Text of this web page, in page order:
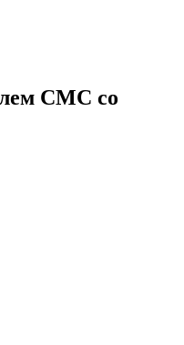
СМС со